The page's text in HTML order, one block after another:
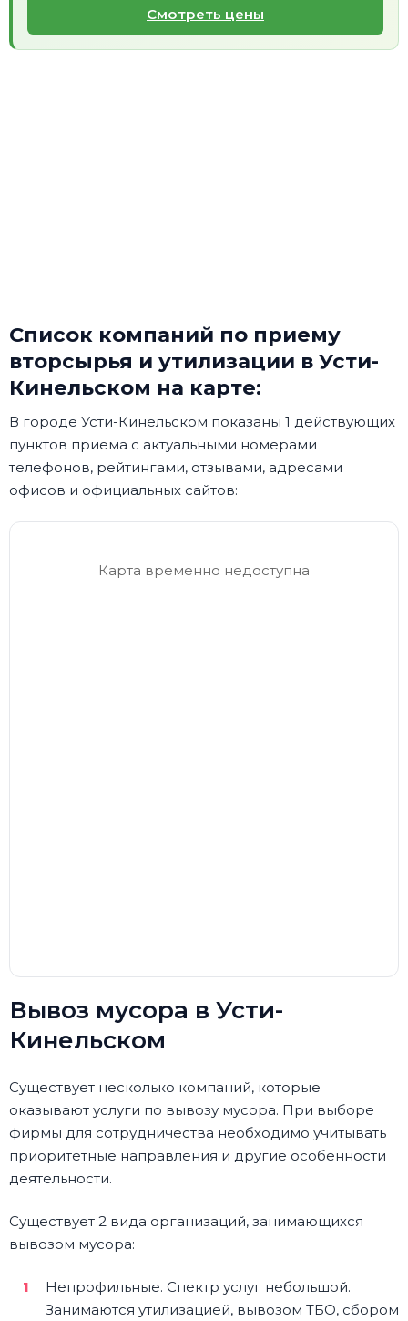
Смотреть цены
Список компаний по приему
вторсырья и утилизации в Усти-
Кинельском на карте:
В городе Усти-Кинельском показаны 1 действующих
пунктов приема с актуальными номерами
телефонов, рейтингами, отзывами, адресами
офисов и официальных сайтов:
Карта временно недоступна
Вывоз мусора в Усти-
Кинельском
Существует несколько компаний, которые
оказывают услуги по вывозу мусора. При выборе
фирмы для сотрудничества необходимо учитывать
приоритетные направления и другие особенности
деятельности.
Существует 2 вида организаций, занимающихся
вывозом мусора:
Непрофильные. Спектр услуг небольшой.
Занимаются утилизацией, вывозом ТБО, сбором